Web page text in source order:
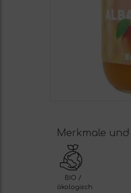
Merkmale
BIO /
ökologisch